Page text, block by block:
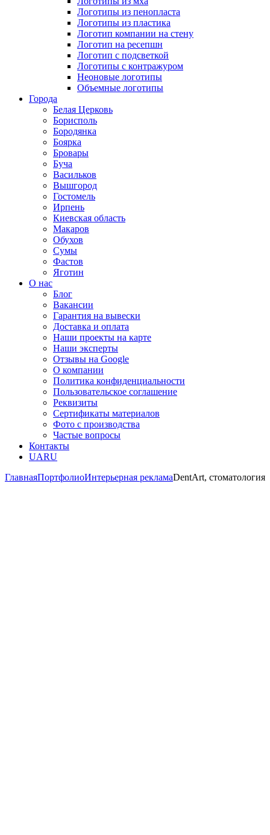
Логотипы из пенопласта
Логотипы из пластика
Логотип компании на стену
Логотип на ресепшн
Логотип с подсветкой
Логотипы с контражуром
Неоновые логотипы
Объемные логотипы
Города
Белая Церковь
Борисполь
Бородянка
Боярка
Бровары
Буча
Васильков
Вышгород
Гостомель
Ирпень
Киевская область
Макаров
Обухов
Сумы
Фастов
Яготин
О нас
Блог
Вакансии
Гарантия на вывески
Доставка и оплата
Наши проекты на карте
Наши эксперты
Отзывы на Google
О компании
Политика конфиденциальности
Пользовательское соглашение
Реквизиты
Сертификаты материалов
Фото с производства
Частые вопросы
Контакты
UARU
ГлавнаяПортфолиоИнтерьерная рекламаDentАrt, стоматология